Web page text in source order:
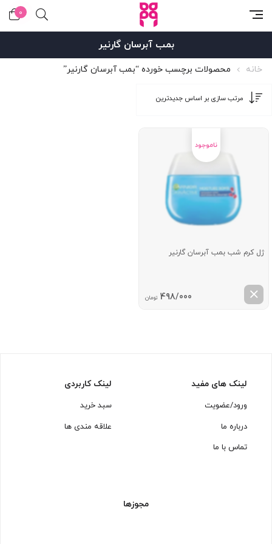
0
بمب آبرسان گارنیر
خانه محصولات برچسب خورده “بمب آبرسان گارنیر”
ژل کرم شب بمب آبرسان گارنیر
498/000 تومان
لینک های مفید
ورود/عضویت
درباره ما
تماس با ما
لینک کاربردی
سبد خرید
علاقه مندی ها
مجوزها